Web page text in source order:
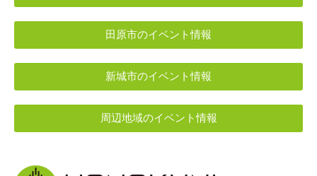
田原市のイベント情報
新城市のイベント情報
周辺地域のイベント情報